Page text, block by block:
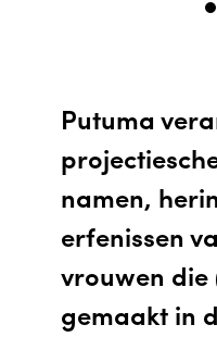
Putuma
namen,
erfenissen
vrouwen die
gemaakt in